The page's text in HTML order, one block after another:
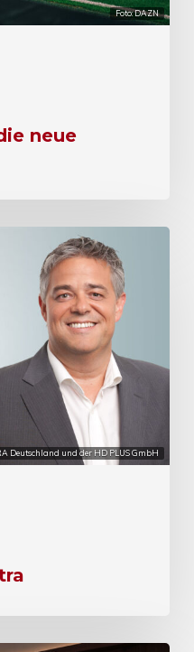
Foto: DAZN
neue
Deutschland und der HD PLUS GmbH